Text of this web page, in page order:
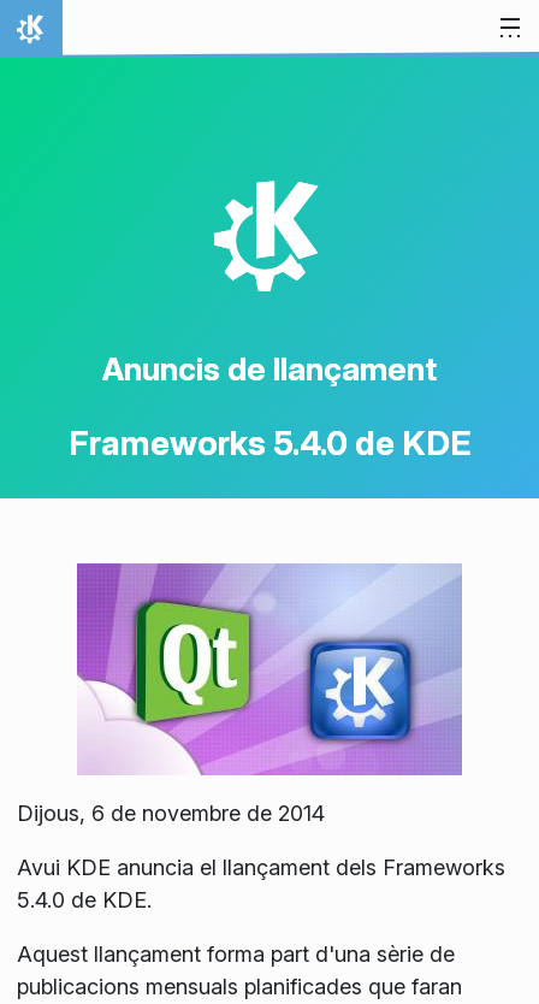
Salta al contingut
Inici
K
Anuncis de llançament
Frameworks 5.4.0 de KDE
Dijous, 6 de novembre de 2014
Avui KDE anuncia el llançament dels Frameworks
5.4.0 de KDE.
Aquest llançament forma part d'una sèrie de
publicacions mensuals planificades que faran